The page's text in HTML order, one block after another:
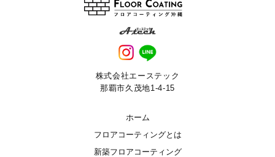
株式会社エーステック
那覇市久茂地1-4-15
ホーム
フロアコーティングとは
新築フロアコーティング